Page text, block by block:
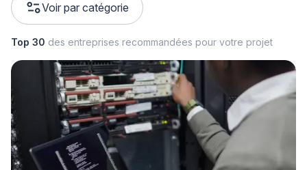
Voir par catégorie
Top 30 des entreprises recommandées pour votre projet